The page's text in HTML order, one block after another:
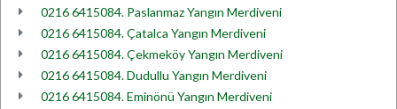
0216 6415084. Paslanmaz Yangın Merdiveni
0216 6415084. Çatalca Yangın Merdiveni
0216 6415084. Çekmeköy Yangın Merdiveni
0216 6415084. Dudullu Yangın Merdiveni
0216 6415084. Eminönü Yangın Merdiveni